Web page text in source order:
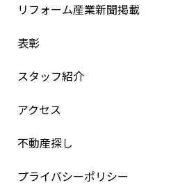
リフォーム産業新聞掲載
表彰
スタッフ紹介
アクセス
不動産探し
プライバシーポリシー